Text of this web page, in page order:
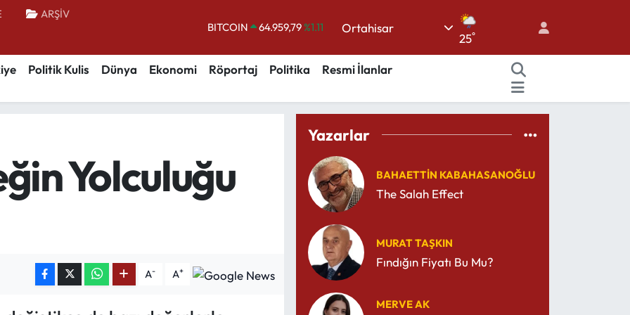
ARŞİV
BITCOIN 64.959,79%1.11
DOLAR
47,7436%0.18
EURO
55,2510 %0.32
STERLİN
64,4811%0.38
%0.03
Ortahisar
25°
Politik Kulis Dünya Ekonomi Röportaj Politika
Resmi İlanlar
Yolculuğu
A- A+
Yazarlar
BAHAETTIN KABAHASANOĞLU
The Salah Effect
MURAT TAŞKIN
Fındığın Fiyatı Bu Mu?
MERVE AK